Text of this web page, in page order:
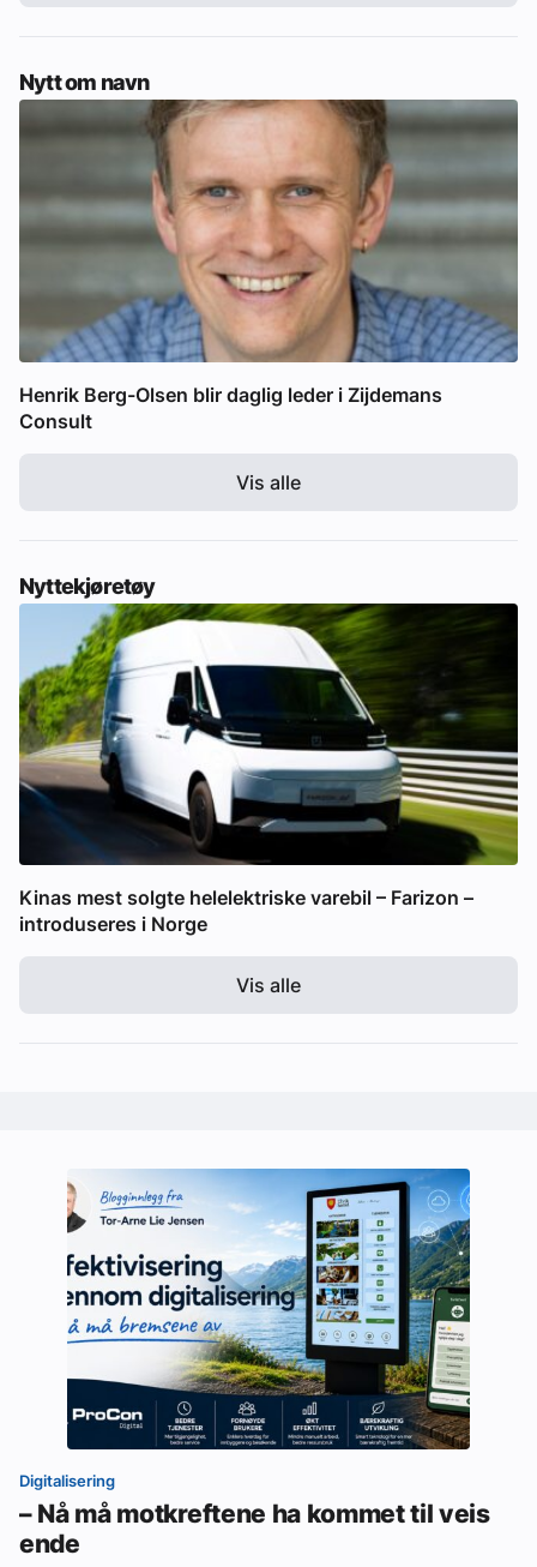
Nytt om navn
Henrik Berg-Olsen blir daglig leder i Zijdemans
Consult
Vis alle
Nyttekjøretøy
Kinas mest solgte helelektriske varebil – Farizon –
introduseres i Norge
Vis alle
Digitalisering
– Nå må motkreftene ha kommet til veis
ende